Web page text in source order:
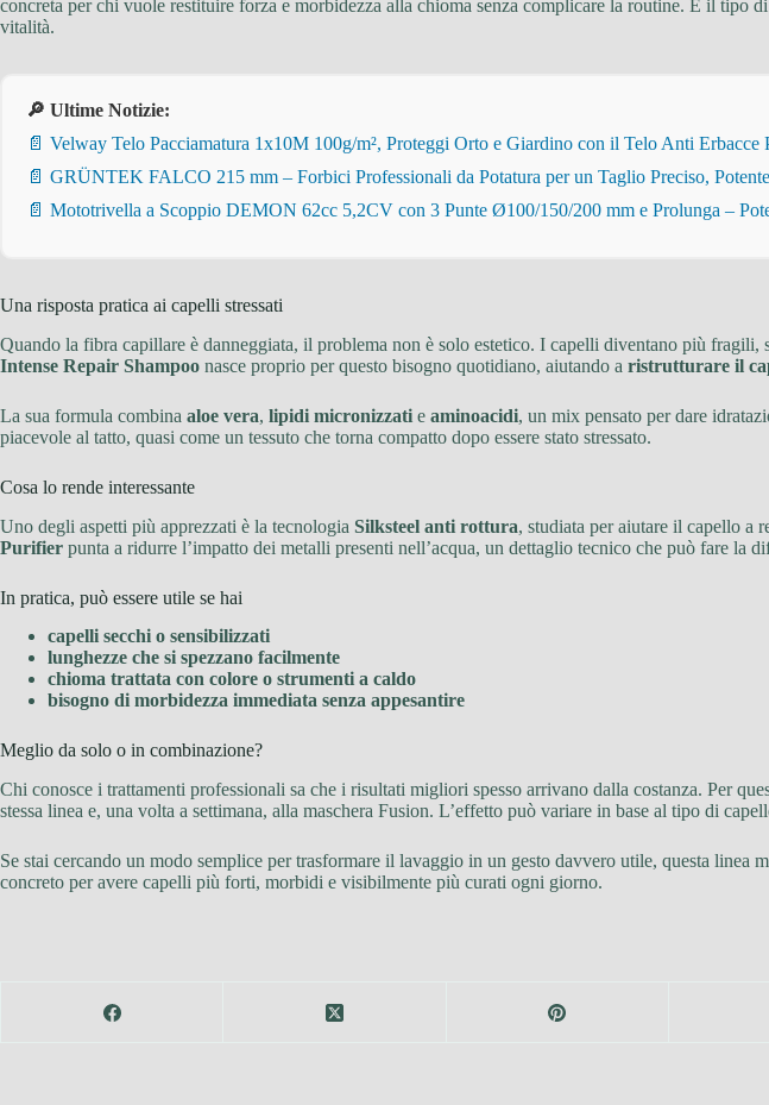
concreta per chi vuole restituire forza e morbidezza alla chioma senza complicare la routine. È il tipo
vitalità.
🔎 Ultime Notizie:
📄 Velway Telo Pacciamatura 1x10M 100g/m², Proteggi Orto e Giardino con il Telo Anti Erbacce
📄 GRÜNTEK FALCO 215 mm – Forbici Professionali da Potatura per un Taglio Preciso,
📄 Mototrivella a Scoppio DEMON 62cc 5,2CV con 3 Punte Ø100/150/200 mm e Prolunga –
Una risposta pratica ai capelli stressati
Quando la fibra capillare è danneggiata, il problema non è solo estetico. I capelli diventano più fragili,
Intense Repair Shampoo nasce proprio per questo bisogno quotidiano, aiutando a ristrutturare il
La sua formula combina aloe vera, lipidi micronizzati e aminoacidi, un mix pensato per dare
piacevole al tatto, quasi come un tessuto che torna compatto dopo essere stato stressato.
Cosa lo rende interessante
Uno degli aspetti più apprezzati è la tecnologia Silksteel anti rottura, studiata per aiutare il capello a
Purifier punta a ridurre l’impatto dei metalli presenti nell’acqua, un dettaglio tecnico che può fare la
In pratica, può essere utile se hai
capelli secchi o sensibilizzati
lunghezze che si spezzano facilmente
chioma trattata con colore o strumenti a caldo
bisogno di morbidezza immediata senza appesantire
Meglio da solo o in combinazione?
Chi conosce i trattamenti professionali sa che i risultati migliori spesso arrivano dalla costanza. Per
stessa linea e, una volta a settimana, alla maschera Fusion. L’effetto può variare in base al tipo di
Se stai cercando un modo semplice per trasformare il lavaggio in un gesto davvero utile, questa linea
concreto per avere capelli più forti, morbidi e visibilmente più curati ogni giorno.